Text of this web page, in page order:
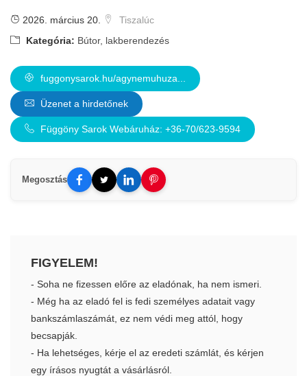
2026. március 20.
Tiszalúc
Kategória: Bútor, lakberendezés
fuggonysarok.hu/agynemuhuza...
Üzenet a hirdetőnek
Függöny Sarok Webáruház: +36-70/623-9594
Megosztás
FIGYELEM!
- Soha ne fizessen előre az eladónak, ha nem ismeri.
- Még ha az eladó fel is fedi személyes adatait vagy
bankszámlaszámát, ez nem védi meg attól, hogy
becsapják.
- Ha lehetséges, kérje el az eredeti számlát, és kérjen
egy írásos nyugtát a vásárlásról.